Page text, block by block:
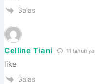
Balas
Celline Tiani 11 tahun
like
Balas